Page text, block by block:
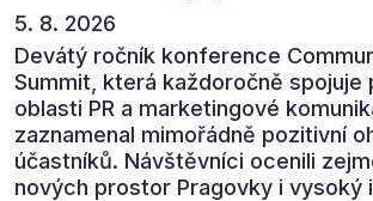
5. 8. 2026
Devátý ročník konference
Summit, která každoročně spojuje
oblasti PR a marketingové
zaznamenal mimořádně pozitivní
účastníků. Návštěvníci ocenili
nových prostor Pragovky i vysoký